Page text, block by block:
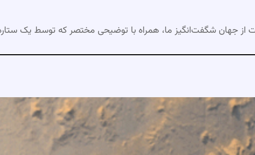
جهان شگفت‌انگیز ما، همراه با توضیحی مختصر که توسط یک